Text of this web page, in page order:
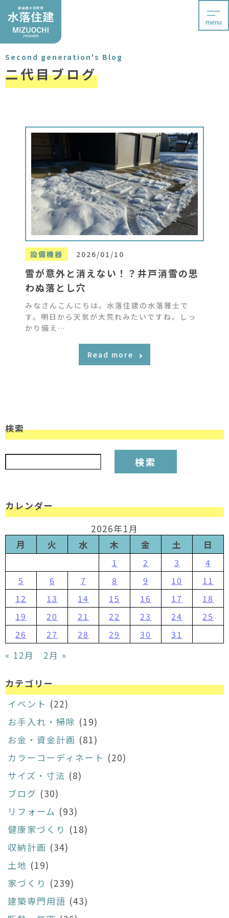
menu
Second generation's Blog
二代目ブログ
設備機器 2026/01/10
雪が意外と消えない！？井戸消雪の思
わぬ落とし穴
みなさんこんにちは。水落住建の水落雅士で
す。明日から天気が大荒れみたいですね。しっ
かり備え…
Read more
検索
検索:
カレンダー
2026年1月
月
火 水 木 金 土 日
1 2 3
4
5
6 7 8 9 10
11
12
13 14 15 16 17
18
19
20 21 22 23 24
25
26
27 28 29 30 31
« 12月 2月 »
カテゴリー
イベント (22)
お手入れ・掃除 (19)
お金・資金計画 (81)
カラーコーディネート (20)
サイズ・寸法 (8)
ブログ (30)
リフォーム (93)
健康家づくり (18)
収納計画 (34)
土地 (19)
家づくり (239)
建築専門用語 (43)